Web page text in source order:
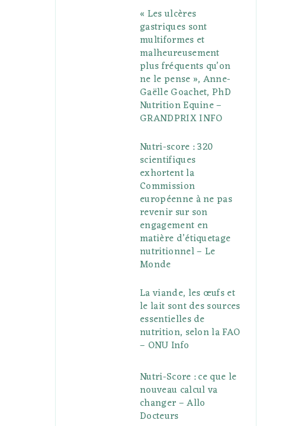
« Les ulcères
gastriques sont
multiformes et
malheureusement
plus fréquents qu’on
ne le pense », Anne-
Gaëlle Goachet, PhD
Nutrition Equine –
GRANDPRIX INFO
Nutri-score : 320
scientifiques
exhortent la
Commission
européenne à ne pas
revenir sur son
engagement en
matière d’étiquetage
nutritionnel – Le
Monde
La viande, les œufs et
le lait sont des sources
essentielles de
nutrition, selon la FAO
– ONU Info
Nutri-Score : ce que le
nouveau calcul va
changer – Allo
Docteurs